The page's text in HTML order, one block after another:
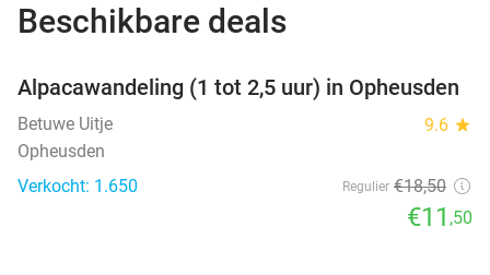
Beschikbare deals
Alpacawandeling (1 tot 2,5 uur) in Opheusden
Betuwe Uitje 9.6 star
Opheusden
Verkocht: 1.650
Regulier €18,50
€11 ,50